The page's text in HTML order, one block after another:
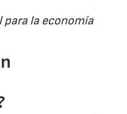
la economía